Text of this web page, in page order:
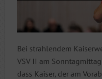
Bei strahlendem
VSV II am
dass Kaiser, der am